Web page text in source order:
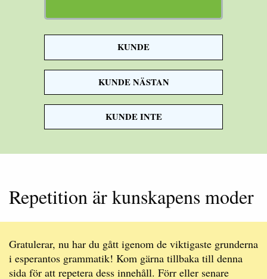
mänsklighet
KUNDE
KUNDE NÄSTAN
KUNDE INTE
Repetition är kunskapens moder
Gratulerar, nu har du gått igenom de viktigaste grunderna
i esperantos grammatik! Kom gärna tillbaka till denna
sida för att repetera dess innehåll. Förr eller senare